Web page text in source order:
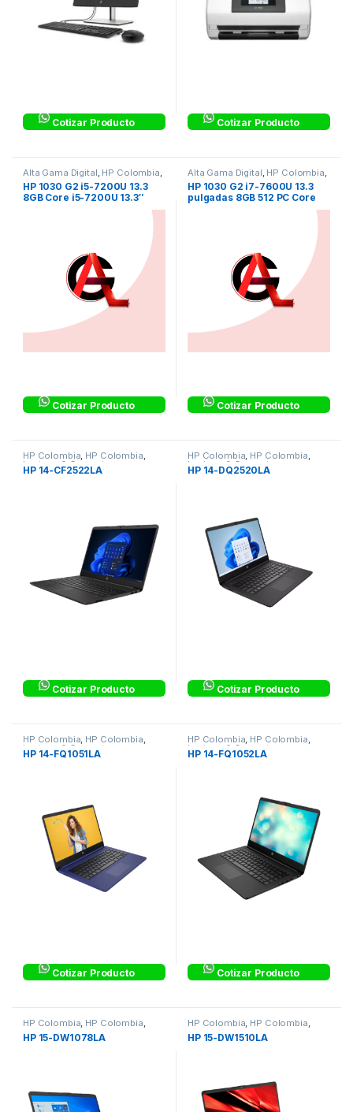
Cotizar Producto Cotizar Producto
Alta Gama Digital HP Colombia
HP Colombia
HP 1030 G2 i5-7200U 13.3
8GB Core i5-7200U 13.3″
Cotizar Producto
Alta Gama Digital HP Colombia
HP Colombia
HP 1030 G2 i7-7600U 13.3
pulgadas 8GB 512 PC Core
Cotizar Producto
HP Colombia, HP Colombia,
Laptops & Computers
HP 14-CF2522LA
Cotizar Producto
HP Colombia, HP Colombia,
Laptops & Computers
HP 14-DQ2520LA
Cotizar Producto
HP Colombia, HP Colombia,
Laptops & Computers
HP 14-FQ1051LA
Cotizar Producto
HP Colombia, HP Colombia,
Laptops & Computers
HP 14-FQ1052LA
Cotizar Producto
HP Colombia, HP Colombia,
Laptops & Computers
HP 15-DW1078LA
HP Colombia, HP Colombia,
Laptops & Computers
HP 15-DW1510LA